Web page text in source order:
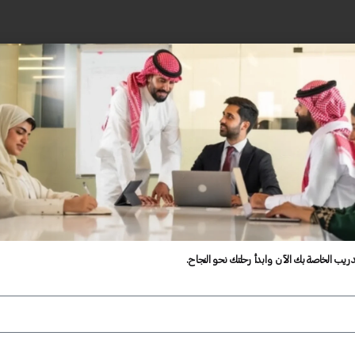
الخاصة بك الآن وابدأ رحلتك نحو النجاح.